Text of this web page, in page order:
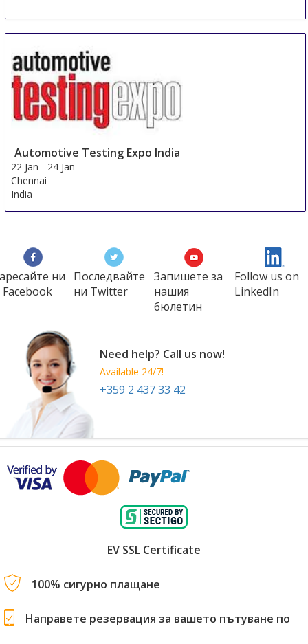
Automotive Testing Expo India
22 Jan - 24 Jan
Chennai
India
ни
Последвайте
ни Twitter
Запишете за
нашия
бюлетин
Follow us on
LinkedIn
Need help? Call us now!
Available 24/7!
+359 2 437 33 42
EV SSL Certificate
100% сигурно плащане
Направете резервация за вашето пътуване по